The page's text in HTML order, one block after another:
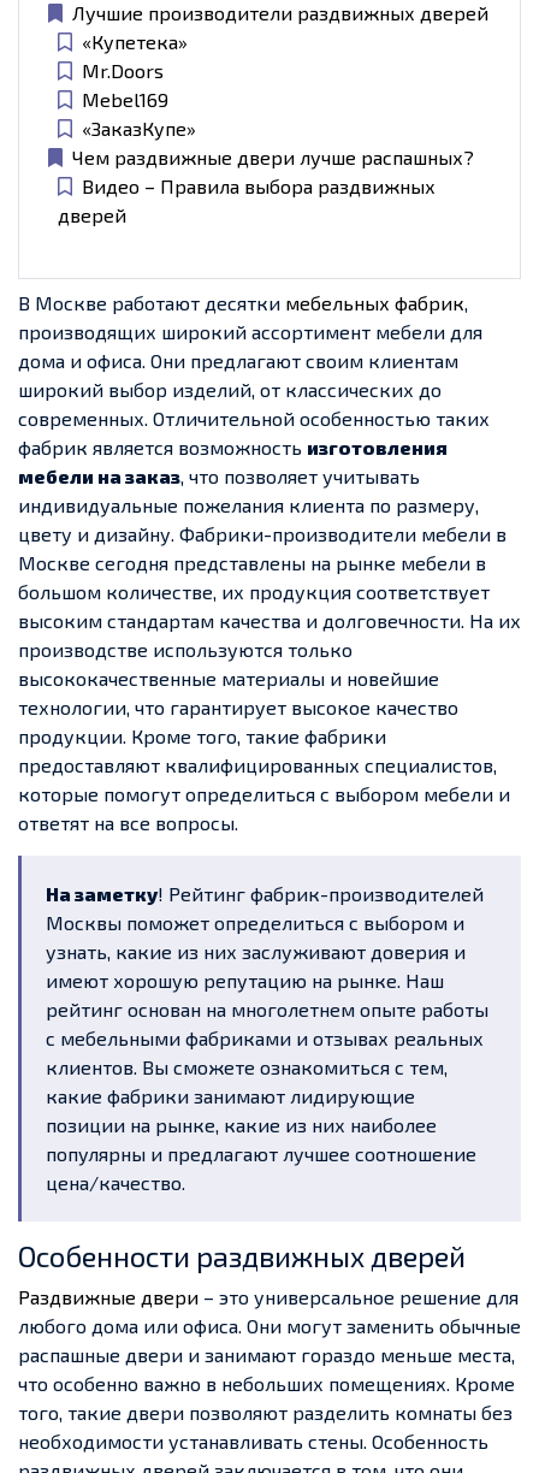
Лучшие производители раздвижных дверей
«Купетека»
Mr.Doors
Mebel169
«ЗаказКупе»
Чем раздвижные двери лучше распашных?
Видео – Правила выбора раздвижных
дверей
В Москве работают десятки мебельных фабрик,
производящих широкий ассортимент мебели для
дома и офиса. Они предлагают своим клиентам
широкий выбор изделий, от классических до
современных. Отличительной особенностью таких
фабрик является возможность изготовления
мебели на заказ, что позволяет учитывать
индивидуальные пожелания клиента по размеру,
цвету и дизайну. Фабрики-производители мебели в
Москве сегодня представлены на рынке мебели в
большом количестве, их продукция соответствует
высоким стандартам качества и долговечности. На их
производстве используются только
высококачественные материалы и новейшие
технологии, что гарантирует высокое качество
продукции. Кроме того, такие фабрики
предоставляют квалифицированных специалистов,
которые помогут определиться с выбором мебели и
ответят на все вопросы.
На заметку! Рейтинг фабрик-производителей
Москвы поможет определиться с выбором и
узнать, какие из них заслуживают доверия и
имеют хорошую репутацию на рынке. Наш
рейтинг основан на многолетнем опыте работы
с мебельными фабриками и отзывах реальных
клиентов. Вы сможете ознакомиться с тем,
какие фабрики занимают лидирующие
позиции на рынке, какие из них наиболее
популярны и предлагают лучшее соотношение
цена/качество.
Особенности раздвижных дверей
Раздвижные двери – это универсальное решение для
любого дома или офиса. Они могут заменить обычные
распашные двери и занимают гораздо меньше места,
что особенно важно в небольших помещениях. Кроме
того, такие двери позволяют разделить комнаты без
необходимости устанавливать стены. Особенность